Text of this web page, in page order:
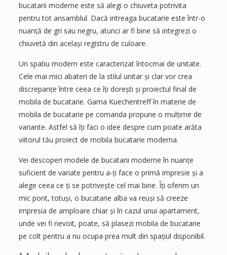
bucatarii moderne este să alegi o chiuveta potrivita
pentru tot ansamblul. Dacă intreaga bucatarie este într-o
nuanță de gri sau negru, atunci ar fi bine să integrezi o
chiuvetă din același registru de culoare.
Un spatiu modern este caracterizat întocmai de unitate.
Cele mai mici abateri de la stilul unitar și clar vor crea
discrepanțe între ceea ce îți dorești și proiectul final de
mobila de bucatarie. Gama Kuechentreff în materie de
mobila de bucatarie pe comanda propune o mulțime de
variante. Astfel să îți faci o idee despre cum poate arăta
viitorul tău proiect de mobila bucatarie moderna.
Vei descoperi modele de bucatarii moderne în nuanțe
suficient de variate pentru a-ți face o primă impresie și a
alege ceea ce ți se potrivește cel mai bine. Îți oferim un
mic pont, totuși, o bucatarie alba va reuși să creeze
impresia de amploare chiar și în cazul unui apartament,
unde vei fi nevoit, poate, să plasezi mobila de bucatarie
pe colt pentru a nu ocupa prea mult din spațiul disponibil.